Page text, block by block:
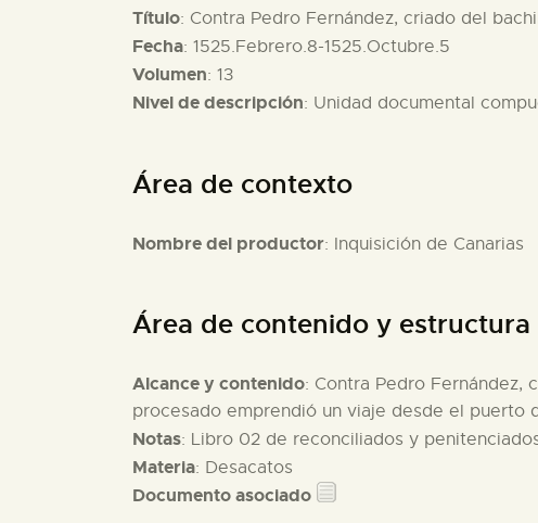
Título: Contra Pedro Fernández, criado del
Fecha: 1525.Febrero.8-1525.Octubre.5
Volumen: 13
Nivel de descripción: Unidad documental
Área de contexto
Nombre del productor: Inquisición de Canarias
Área de contenido y estructura
Alcance y contenido: Contra Pedro Fernández,
procesado emprendió un viaje desde el puerto
Notas: Libro 02 de reconciliados y
Materia: Desacatos
Documento asociado